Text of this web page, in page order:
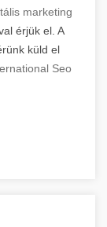
marketing
érjük el. A
küld el
Seo